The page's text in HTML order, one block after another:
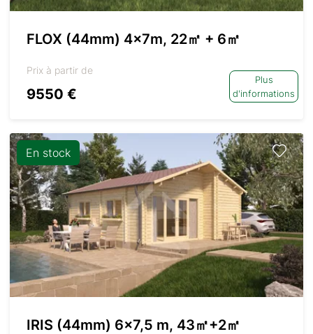
FLOX (44mm) 4x7m, 22㎡ + 6㎡
Prix à partir de
9550 €
Plus
d'informations
En stock
IRIS (44mm) 6×7,5 m, 43㎡+2㎡